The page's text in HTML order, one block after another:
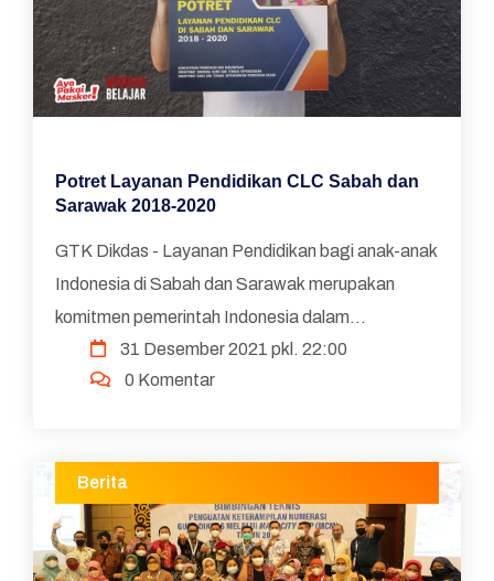
Potret Layanan Pendidikan CLC Sabah dan
Sarawak 2018-2020
GTK Dikdas - Layanan Pendidikan bagi anak-anak
Indonesia di Sabah dan Sarawak merupakan
komitmen pemerintah Indonesia dalam
memberikan layanan pendidikan yang
berkesinambungan yang sudah dimulai ...
31 Desember 2021 pkl. 22:00
0 Komentar
Berita